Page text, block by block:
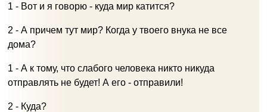
1 - Вот и я говорю - куда мир катится?
2 - А причем тут мир? Когда у твоего внука не все
дома?
1 - А к тому, что слабого человека никто никуда
отправлять не будет! А его - отправили!
2 - Куда?